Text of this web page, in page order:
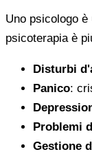
Uno psicologo
psicoterapia è
Disturbi
Panico:
Problemi
Gestione